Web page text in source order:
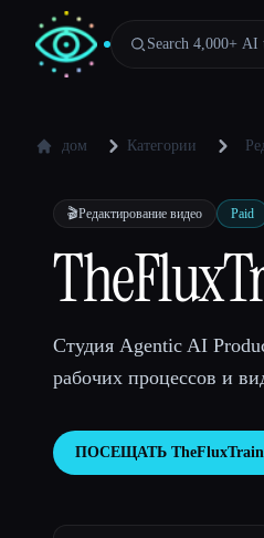
Search 4,000+
дом Категории
🎬Редактирование видео Paid
Студия Agentic AI
рабочих процессов и
ПОСЕЩАТЬ TheFluxTrain